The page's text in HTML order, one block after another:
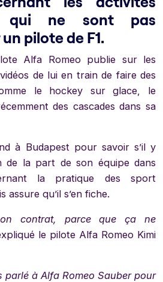
qui ne sont pas
pilote de F1.
Alfa Romeo publie sur les
de lui en train de faire des
le hockey sur glace, le
des cascades dans sa
à Budapest pour savoir s’il y
de la part de son équipe dans
la pratique des sport
assure qu’il s’en fiche.
contrat, parce que ça ne
le pilote Alfa Romeo Kimi
parlé à Alfa Romeo Sauber pour